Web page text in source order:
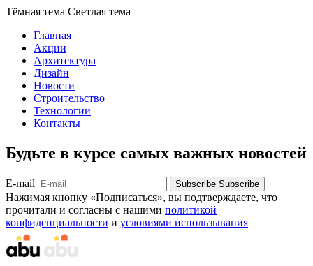
Тёмная тема Светлая тема
Главная
Акции
Архитектура
Дизайн
Новости
Строительство
Технологии
Контакты
Будьте в курсе самых важных новостей
E-mail Subscribe Subscribe
Нажимая кнопку «Подписаться», вы подтверждаете, что
прочитали и согласны с нашими политикой
конфиденциальности и условиями использывания